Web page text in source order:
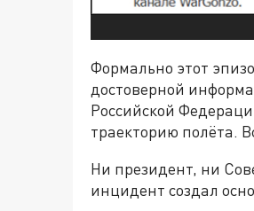
Формально этот
достоверной
Российской
траекторию полёта.
Ни президент, ни
инцидент создал